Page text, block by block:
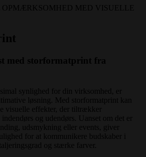
MED VISUELLE
med storformatprint fra
synlighed for din virksomhed, er
løsning. Med storformatprint kan
visuelle effekter, der tiltrækker
og udendørs. Uanset om det er
udsmykning eller events, giver
for at kommunikere budskaber i
og stærke farver.